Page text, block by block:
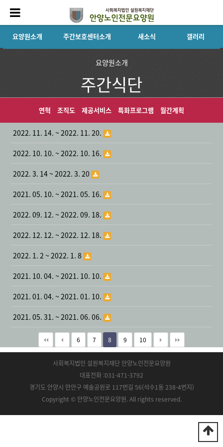
요양원소개 주간보호센터소개 새소식 갤러리
요양원소개
주간식단
연혁 조직도 제공서비스 특화프로그램 월간계획
2022. 11. 14. ~ 2022. 11. 20.
2022. 10. 10. ~ 2022. 10. 16.
2022. 3. 14 ~ 2022. 3. 20
2021. 05. 10. ~ 2021. 05. 16.
2022. 09. 12. ~ 2022. 09. 18.
2022. 12. 12. ~ 2022. 12. 18.
2022. 1. 2 ~ 2022. 1. 8
2021. 10. 04. ~ 2021. 10. 10.
2021. 01. 04. ~ 2021. 01. 10.
2021. 05. 31. ~ 2021. 06. 06.
6 7 8 9 10
사회복지법인 설원복지재단 안양노인전문요양원
대표전화 :031-471-3792
경기도 안양시 만안구 예술공원로 117번길 56(석수1동 238-4번지)
Copyright © 안양노인전문요양원. All rights reserved.